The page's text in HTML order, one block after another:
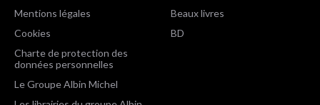
Mentions légales
Cookies
Charte de protection des
données personnelles
Le Groupe Albin Michel
Beaux livres
BD